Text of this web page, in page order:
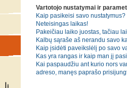
Vartotojo nustatymai ir
Kaip pasikeisi savo nustatymus?
Neteisingas laikas!
Pakeičiau laiko juostas, tačiau
Kalbų sąraše aš nerandu savo
Kaip įsidėti paveikslėlį po savo
Kas yra rangas ir kaip man jį
Kai paspaudžiu ant kurio nors
adreso, manęs paprašo